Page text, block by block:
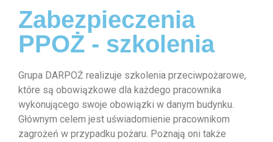
Zabezpieczenia
PPOŻ - szkolenia
Grupa DARPOŻ realizuje szkolenia przeciwpożarowe,
które są obowiązkowe dla każdego pracownika
wykonującego swoje obowiązki w danym budynku.
Głównym celem jest uświadomienie pracownikom
zagrożeń w przypadku pożaru. Poznają oni także